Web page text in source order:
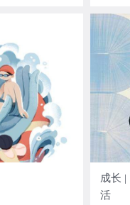
成长
活